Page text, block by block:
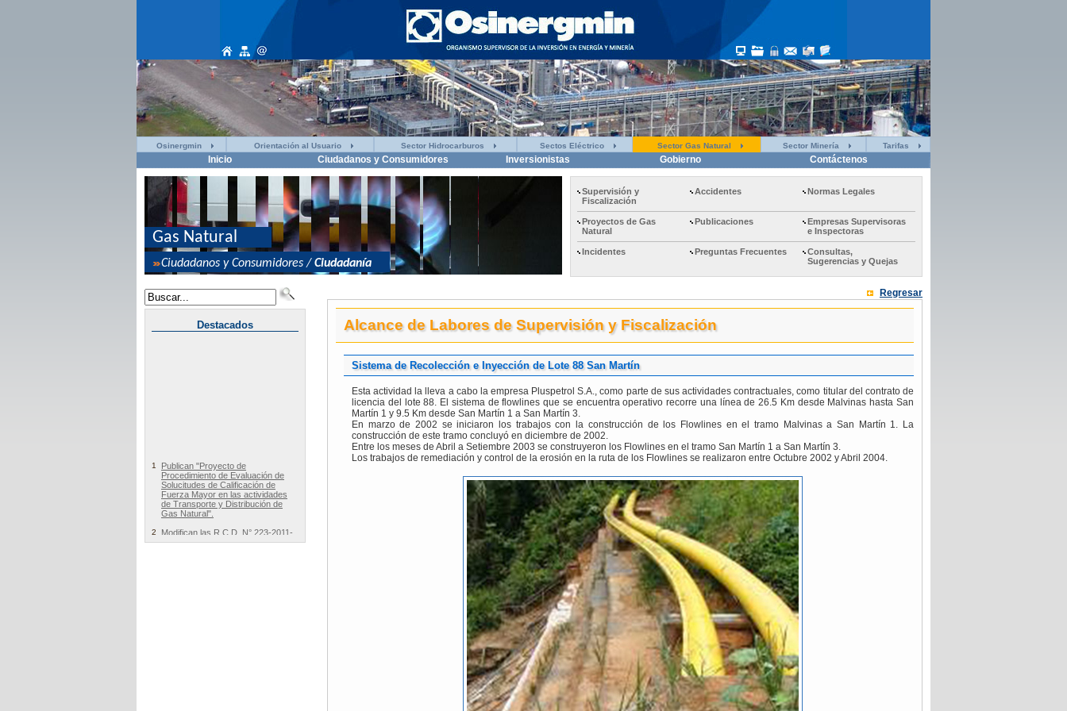
Osinergmin Orientación al Usuario Sector Hidrocarburos Sectos Eléctrico Sector Gas Natural Sector Minería Tarifas
Inicio Ciudadanos y Consumidores Inversionistas Gobierno Contáctenos
Supervisión y
Fiscalización
Accidentes Normas Legales
Proyectos de Gas
Natural
Publicaciones
Empresas Supervisoras
e Inspectoras
Incidentes Preguntas Frecuentes
Consultas,
Sugerencias y Quejas